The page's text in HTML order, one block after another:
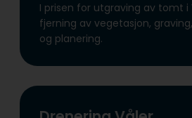
I prisen for utgraving av tomt i
fjerning av vegetasjon,
og planering.